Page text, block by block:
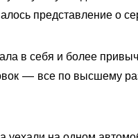
представление о
в себя и более
— все по высшему